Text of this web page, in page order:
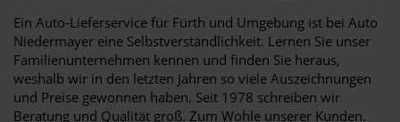
Ein Auto-Lieferservice für Fürth und Umgebung ist bei Auto
Niedermayer eine Selbstverständlichkeit. Lernen Sie unser
Familienunternehmen kennen und finden Sie heraus,
weshalb wir in den letzten Jahren so viele Auszeichnungen
und Preise gewonnen haben. Seit 1978 schreiben wir
Beratung und Qualität groß. Zum Wohle unserer Kunden.